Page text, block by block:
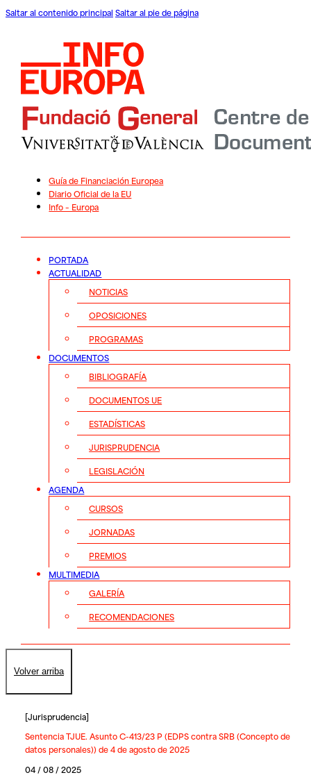
Saltar al contenido principal Saltar al pie de página
Guía de Financiación Europea
Diario Oficial de la EU
Info – Europa
PORTADA
ACTUALIDAD
NOTICIAS
OPOSICIONES
PROGRAMAS
DOCUMENTOS
BIBLIOGRAFÍA
DOCUMENTOS UE
ESTADÍSTICAS
JURISPRUDENCIA
LEGISLACIÓN
AGENDA
CURSOS
JORNADAS
PREMIOS
MULTIMEDIA
GALERÍA
RECOMENDACIONES
Volver arriba
[Jurisprudencia]
Sentencia TJUE. Asunto C-413/23 P (EDPS contra SRB (Concepto de
datos personales)) de 4 de agosto de 2025
04 / 08 / 2025